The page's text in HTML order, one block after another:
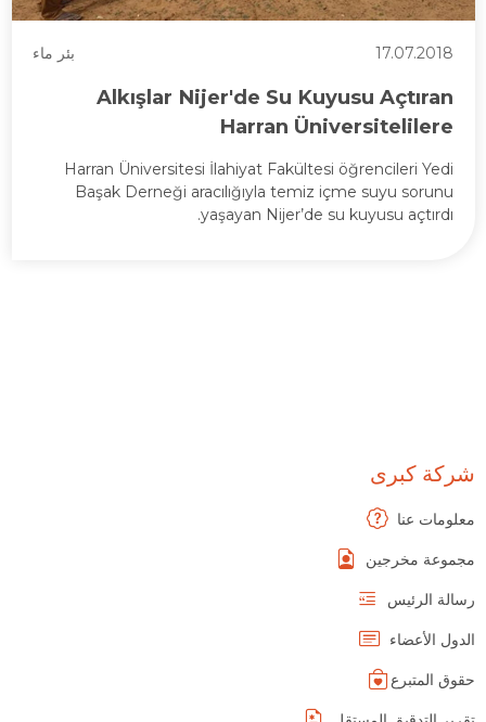
17.07.2018 بئر ماء
Alkışlar Nijer'de Su Kuyusu Açtıran
Harran Üniversitelilere
Harran Üniversitesi İlahiyat Fakültesi öğrencileri Yedi
Başak Derneği aracılığıyla temiz içme suyu sorunu
yaşayan Nijer’de su kuyusu açtırdı.
شركة كبرى
معلومات عنا
مجموعة مخرجين
رسالة الرئيس
الدول الأعضاء
حقوق المتبرع